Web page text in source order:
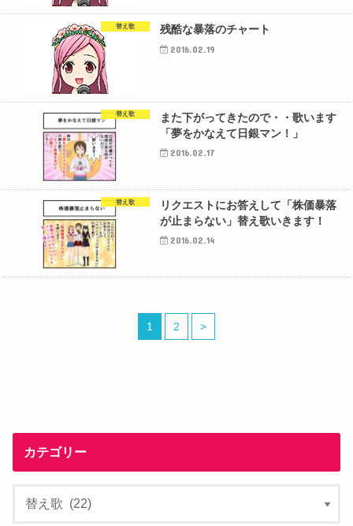
替え歌 残酷な暴落のチャート
2016.02.19
替え歌
また下がってきたので・・歌います
「夢をかなえて日銀マン！」
2016.02.17
替え歌
リクエストにお答えして「株価暴落
が止まらない」替え歌いきます！
2016.02.14
1 2 >
カテゴリー